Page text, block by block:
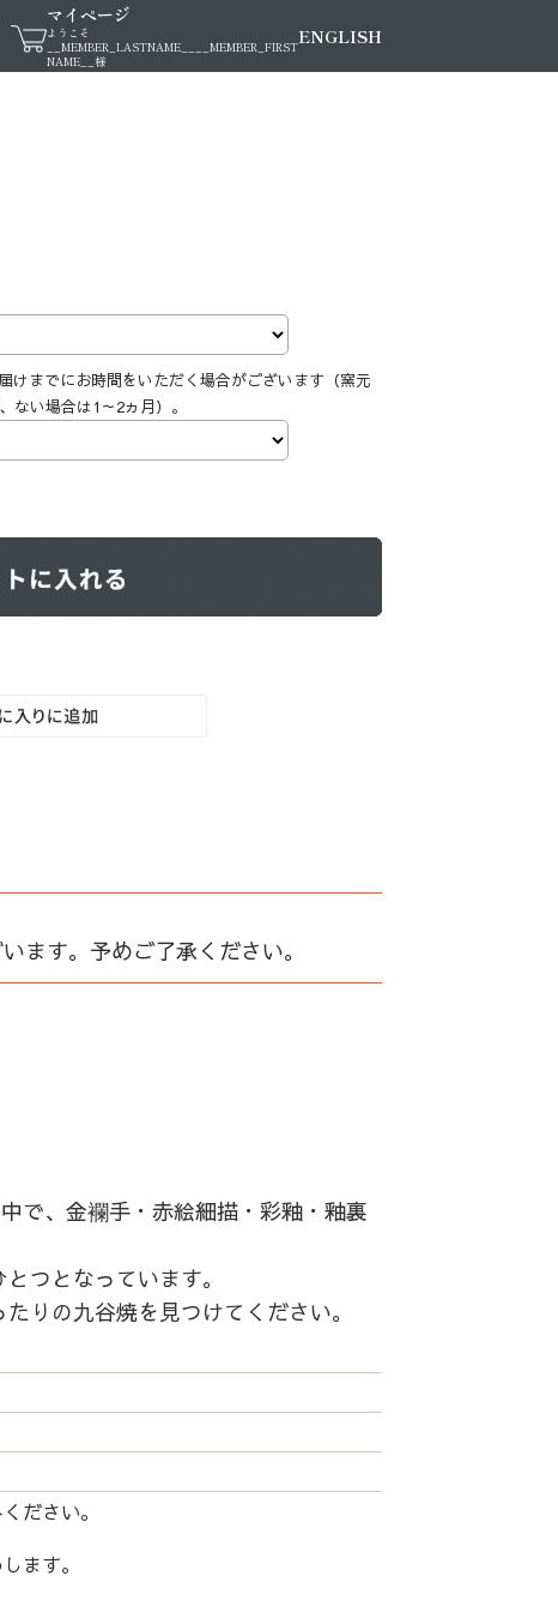
マイページ
ようこそ
__MEMBER_LASTNAME__
__MEMBER_FIRST
NAME__ 様
ENGLISH
けまでにお時間をいただく場合がございます（窯元
ない場合は1～2ヵ月）。
ます。予めご了承ください。
で、金襴手・赤絵細描・彩釉・釉裏
つとなっています。
りの九谷焼を見つけてください。
ださい。
ます。